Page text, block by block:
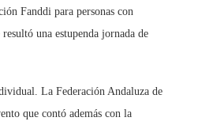
Fanddi para personas con
una estupenda jornada de
La Federación Andaluza de
que contó además con la